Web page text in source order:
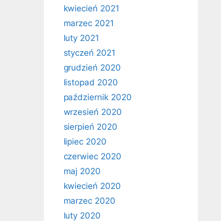
kwiecień 2021
marzec 2021
luty 2021
styczeń 2021
grudzień 2020
listopad 2020
październik 2020
wrzesień 2020
sierpień 2020
lipiec 2020
czerwiec 2020
maj 2020
kwiecień 2020
marzec 2020
luty 2020